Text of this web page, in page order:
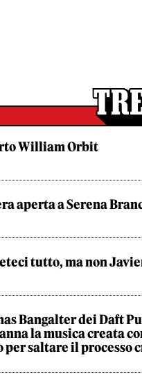
William Orbit
aperta a Serena
tutto, ma non
Bangalter dei Daft
la musica creata
per saltare il processo